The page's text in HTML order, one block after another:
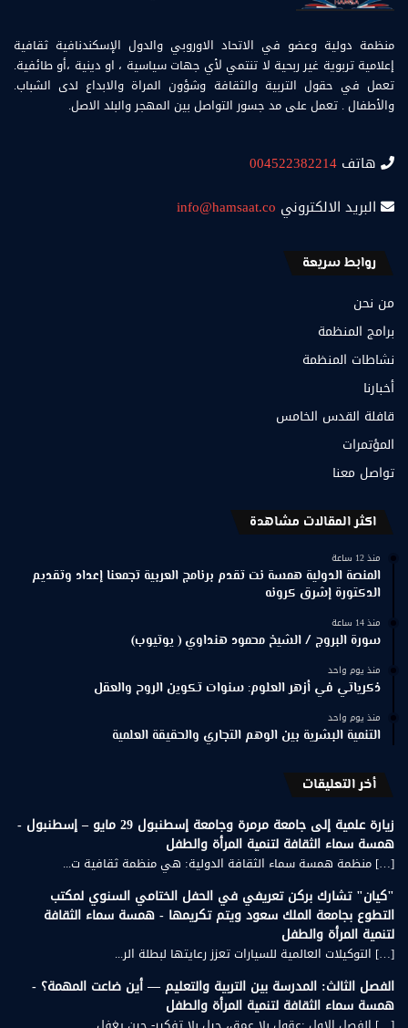
منظمة دولية وعضو في الاتحاد الاوروبي والدول الإسكندنافية ثقافية
إعلامية تربوية غير ربحية لا تنتمي لأي جهات سياسية ، او دينية ،أو طائفية.
تعمل في حقول التربية والثقافة وشؤون المراة والابداع لدى الشباب.
والأطفال . تعمل على مد جسور التواصل بين المهجر والبلد الاصل.
هاتف 004522382214
البريد الالكتروني info@hamsaat.co
روابط سريعة
من نحن
برامج المنظمة
نشاطات المنظمة
أخبارنا
قافلة القدس الخامس
المؤتمرات
تواصل معنا
اكثر المقالات مشاهدة
منذ 12 ساعة
المنصة الدولية همسة نت تقدم برنامج العربية تجمعنا إعداد وتقديم
الدكتورة إشرق كرونه
منذ 14 ساعة
سورة البروج / الشيخ محمود هنداوي ( يوتيوب)
منذ يوم واحد
ذكرياتي في أزهر العلوم: سنوات تكوين الروح والعقل
منذ يوم واحد
التنمية البشرية بين الوهم التجاري والحقيقة العلمية
أخر التعليقات
زيارة علمية إلى جامعة مرمرة وجامعة إسطنبول 29 مايو – إسطنبول -
همسة سماء الثقافة لتنمية المرأة والطفل
[…] منظمة همسة سماء الثقافة الدولية: هي منظمة ثقافية ت...
"كيان" تشارك بركن تعريفي في الحفل الختامي السنوي لمكتب
التطوع بجامعة الملك سعود ويتم تكريمها - همسة سماء الثقافة
لتنمية المرأة والطفل
[…] التوكيلات العالمية للسيارات تعزز رعايتها لبطلة الر...
الفصل الثالث: المدرسة بين التربية والتعليم — أين ضاعت المهمة؟ -
همسة سماء الثقافة لتنمية المرأة والطفل